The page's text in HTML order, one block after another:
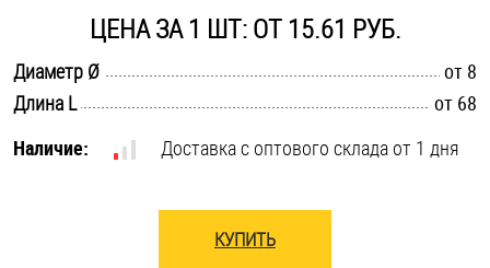
Саморезы и шурупы
Стопорные кольца
Такелаж
ЦЕНА ЗА 1 ШТ: ОТ 15.61 РУБ.
Диаметр Ø
от 8
Длина L
от 68
Наличие:
Доставка с оптового склада от 1 дня
КУПИТЬ